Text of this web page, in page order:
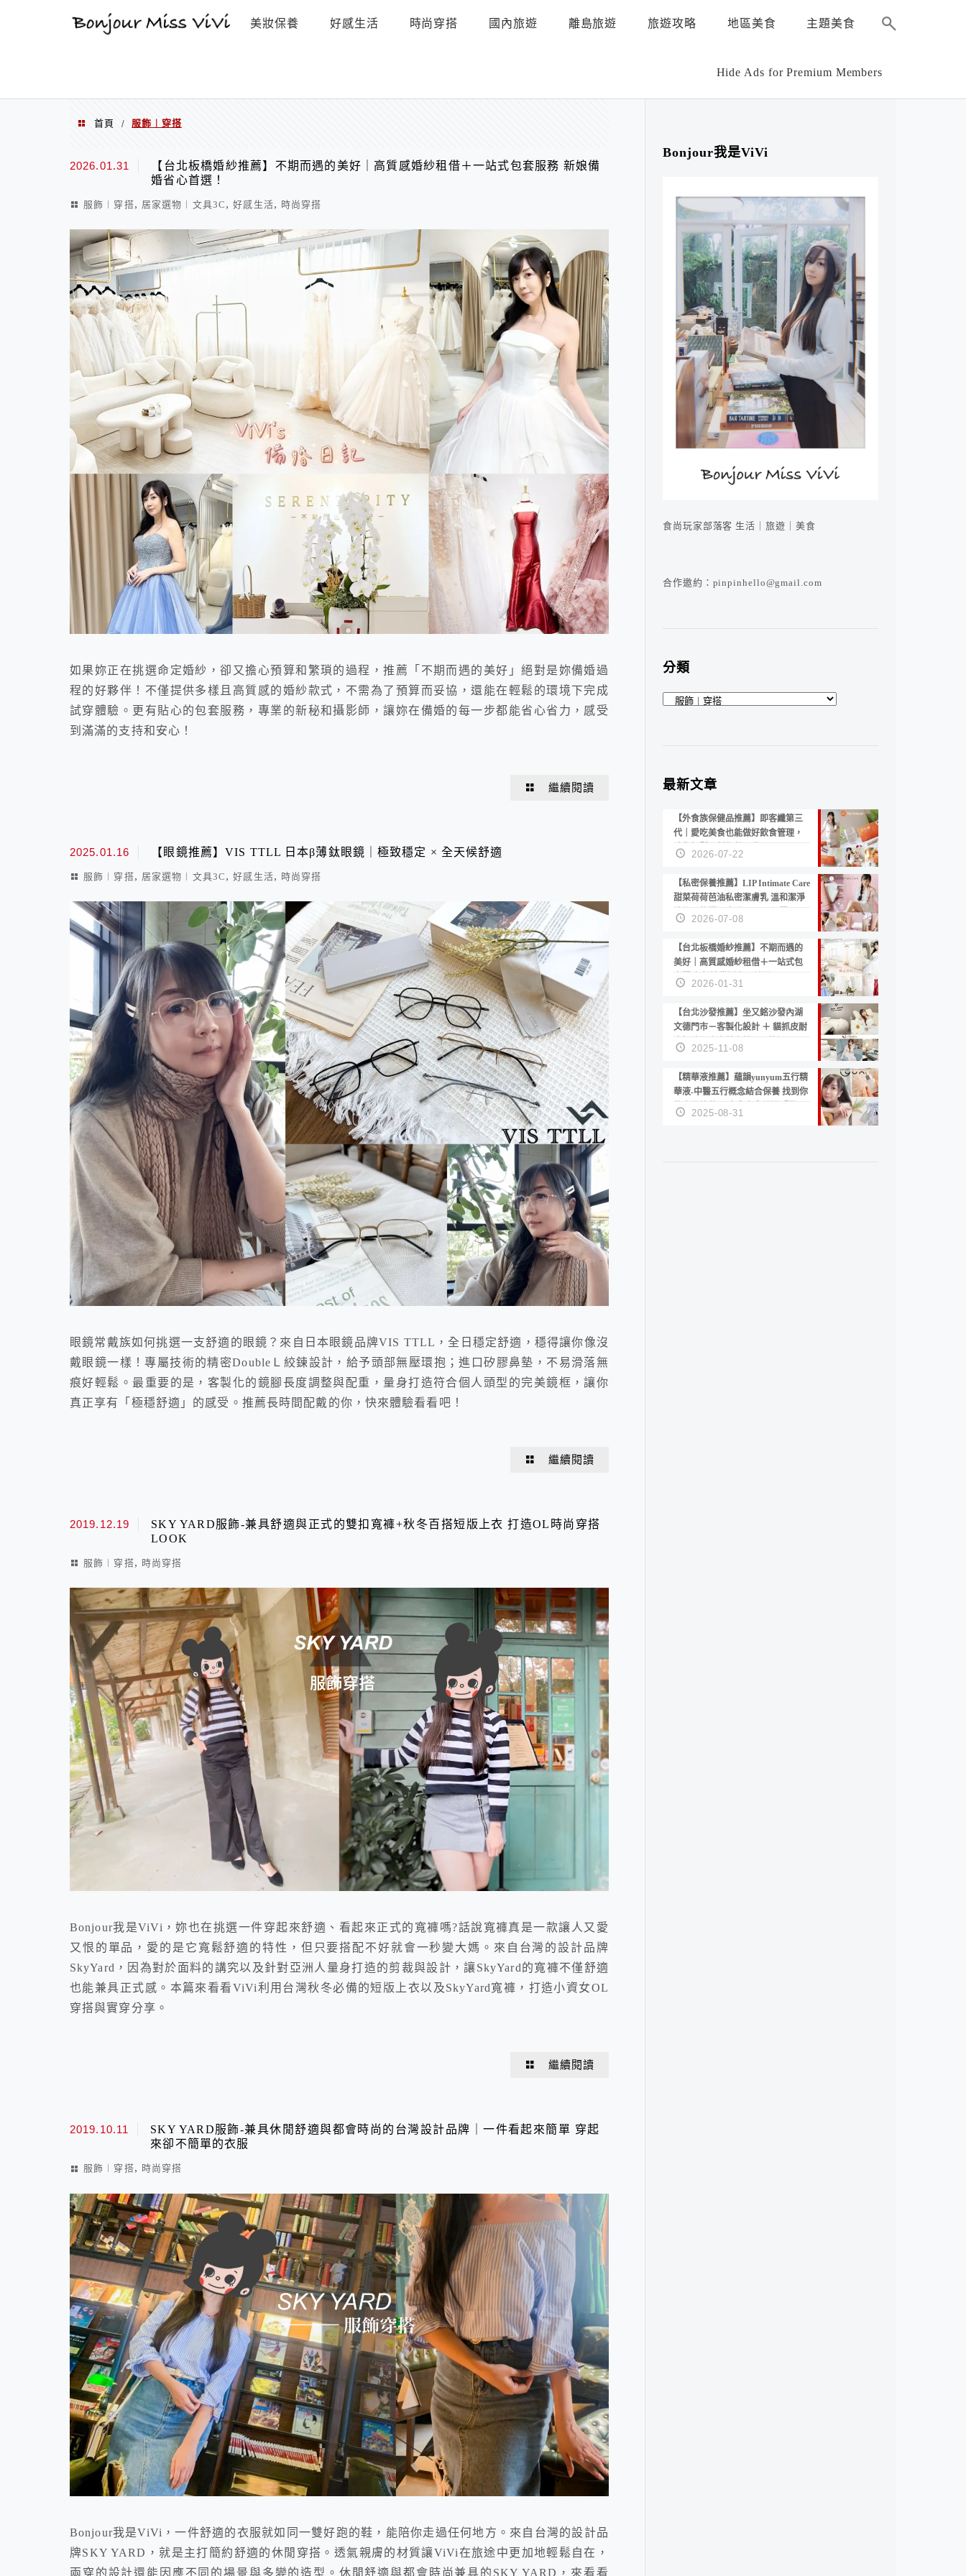
美妝保養 好感生活 時尚穿搭 國內旅遊 離島旅遊 旅遊攻略 地區美食 主題美食
Hide Ads for Premium Members
首頁 / 服飾︱穿搭
服飾︱穿搭
2026.01.31
【台北板橋婚紗推薦】不期而遇的美好｜高質感婚紗租借＋一站式包套服務 新娘備
婚省心首選！
服飾︱穿搭, 居家選物︱文具3C ,好感生活, 時尚穿搭
如果妳正在挑選命定婚紗，卻又擔心預算和繁瑣的過程，推薦「不期而遇的美好」絕對是妳備婚過
程的好夥伴！不僅提供多樣且高質感的婚紗款式，不需為了預算而妥協，還能在輕鬆的環境下完成
試穿體驗。更有貼心的包套服務，專業的新秘和攝影師，讓妳在備婚的每一步都能省心省力，感受
到滿滿的支持和安心！
繼續閱讀
2025.01.16 【眼鏡推薦】VIS TTLL 日本β薄鈦眼鏡｜極致穩定 × 全天候舒適
服飾︱穿搭, 居家選物︱文具3C ,好感生活, 時尚穿搭
眼鏡常戴族如何挑選一支舒適的眼鏡？來自日本眼鏡品牌VIS TTLL，全日穩定舒適，穩得讓你像沒
戴眼鏡一樣！專屬技術的精密DoubleＬ絞鍊設計，給予頭部無壓環抱；進口矽膠鼻墊，不易滑落無
痕好輕鬆。最重要的是，客製化的鏡腳長度調整與配重，量身打造符合個人頭型的完美鏡框，讓你
真正享有「極穩舒適」的感受。推薦長時間配戴的你，快來體驗看看吧！
繼續閱讀
2019.12.19
SKY YARD服飾-兼具舒適與正式的雙扣寬褲+秋冬百搭短版上衣 打造OL時尚穿搭
LOOK
服飾︱穿搭, 時尚穿搭
Bonjour我是ViVi，妳也在挑選一件穿起來舒適、看起來正式的寬褲嗎?話說寬褲真是一款讓人又愛
又恨的單品，愛的是它寬鬆舒適的特性，但只要搭配不好就會一秒變大媽。來自台灣的設計品牌
SkyYard，因為對於面料的講究以及針對亞洲人量身打造的剪裁與設計，讓SkyYard的寬褲不僅舒適
也能兼具正式感。本篇來看看ViVi利用台灣秋冬必備的短版上衣以及SkyYard寬褲，打造小資女OL
穿搭與實穿分享。
繼續閱讀
2019.10.11
SKY YARD服飾-兼具休閒舒適與都會時尚的台灣設計品牌｜一件看起來簡單 穿起
來卻不簡單的衣服
服飾︱穿搭, 時尚穿搭
Bonjour我是ViVi，一件舒適的衣服就如同一雙好跑的鞋，能陪你走過任何地方。來自台灣的設計品
牌SKY YARD，就是主打簡約舒適的休閒穿搭。透氣親膚的材質讓ViVi在旅途中更加地輕鬆自在，
兩穿的設計還能因應不同的場景與多變的造型。休閒舒適與都會時尚兼具的SKY YARD，來看看
Bonjour我是ViVi
食尚玩家部落客 生活｜旅遊｜美食
合作邀約：pinpinhello@gmail.com
分類
最新文章
【外食族保健品推薦】即客纖第三
代｜愛吃美食也能做好飲食管理，
陪你輕鬆面對聚餐日常！
2026-07-22
【私密保養推薦】LIP Intimate Care
甜菜荷荷芭油私密潔膚乳 溫和潔淨
洗後不乾澀 不起泡反而更舒服！
2026-07-08
【台北板橋婚紗推薦】不期而遇的
美好｜高質感婚紗租借＋一站式包
套服務 新娘備婚省心首選！
2026-01-31
【台北沙發推薦】坐又銘沙發內湖
文德門市－客製化設計 ＋ 貓抓皮耐
磨好清潔｜直營直銷、價格透明
高CP值打造夢想居家風格
2025-11-08
【精華液推薦】蘊韻yunyum五行精
華液-中醫五行概念結合保養 找到你
的專屬精華！ 水㊀土㊀就選「潤・
賦精華」維持肌膚剛剛好的平衡
2025-08-31